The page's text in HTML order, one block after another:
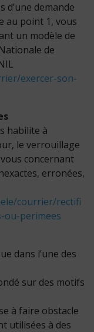
d’une demande
au point 1, vous
un modèle de
de
exercer-son-
habilite à
le verrouillage
concernant
erronées,
courrier/rectifi
ou-perimees
dans l’une des
sur des motifs
à faire obstacle
utilisées à des